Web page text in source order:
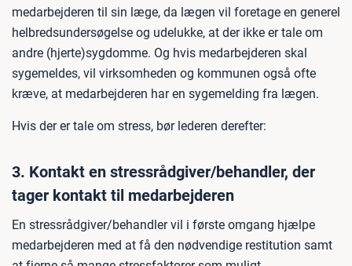
medarbejderen til sin læge, da lægen vil foretage en generel
helbredsundersøgelse og udelukke, at der ikke er tale om
andre (hjerte)sygdomme. Og hvis medarbejderen skal
sygemeldes, vil virksomheden og kommunen også ofte
kræve, at medarbejderen har en sygemelding fra lægen.
Hvis der er tale om stress, bør lederen derefter:
3. Kontakt en stressrådgiver/behandler, der
tager kontakt til medarbejderen
En stressrådgiver/behandler vil i første omgang hjælpe
medarbejderen med at få den nødvendige restitution samt